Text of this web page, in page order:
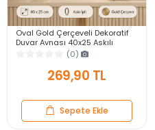
Oval Gold Çerçeveli Dekoratif
Duvar Aynası 40x25 Askılı
Modern Salon Antre Banyo
Yatak Odası Aynası
(0)
269,90 TL
Sepete Ekle